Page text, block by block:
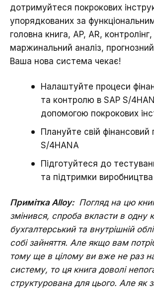
дотримуйтеся покрокових
упорядкованих за
головна книга, AP, AR, контролінг,
маржинальний аналіз,
Ваша нова система чекає!
Налаштуйте процеси
та контролю в SAP S/
допомогою покрокових
Плануйте свій фінансовий
S/4HANA
Підготуйтеся до
та підтримки виробництва
Примітка Alloy:Погляд на цю
змінився, спроба вкласти в одну
бухгалтерський та внутрішній
собі зайняття. Але якщо вам
тому ще в цілому ви вже не раз
систему, то ця книга доволі
структурована для цього. Але як